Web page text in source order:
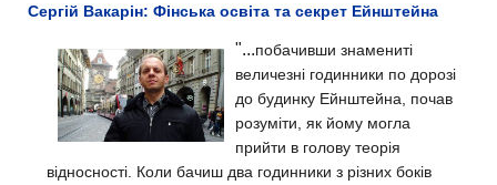
Сергій Вакарін: Фінська освіта та секрет Ейнштейна
"...побачивши знамениті
величезні годинники по дорозі
до будинку Ейнштейна, почав
розуміти, як йому могла
прийти в голову теорія
відносності. Коли бачиш два годинники з різних боків